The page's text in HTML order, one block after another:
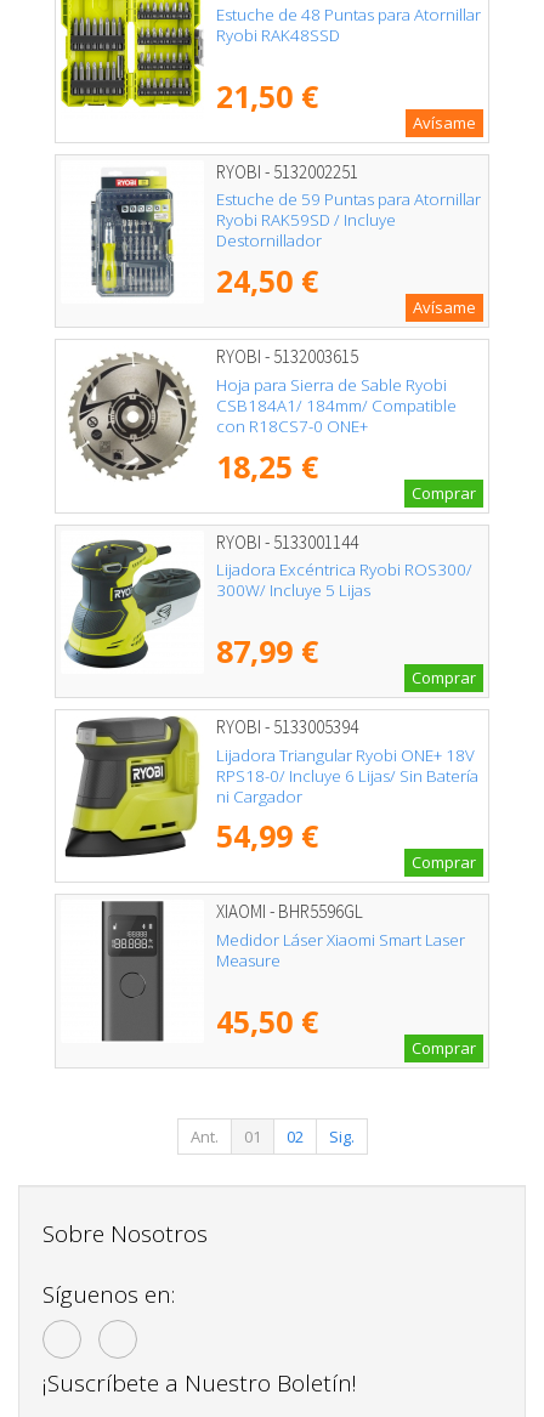
Estuche de 48 Puntas para Atornillar
Ryobi RAK48SSD
21,50 €
Avísame
RYOBI - 5132002251
Estuche de 59 Puntas para Atornillar
Ryobi RAK59SD / Incluye
Destornillador
24,50 €
Avísame
RYOBI - 5132003615
Hoja para Sierra de Sable Ryobi
CSB184A1/ 184mm/ Compatible
con R18CS7-0 ONE+
18,25 €
Comprar
RYOBI - 5133001144
Lijadora Excéntrica Ryobi ROS300/
300W/ Incluye 5 Lijas
87,99 €
Comprar
RYOBI - 5133005394
Lijadora Triangular Ryobi ONE+ 18V
RPS18-0/ Incluye 6 Lijas/ Sin Batería
ni Cargador
54,99 €
Comprar
XIAOMI - BHR5596GL
Medidor Láser Xiaomi Smart Laser
Measure
45,50 €
Comprar
Ant. 01 02 Sig.
Sobre Nosotros
Síguenos en:
¡Suscríbete a Nuestro Boletín!